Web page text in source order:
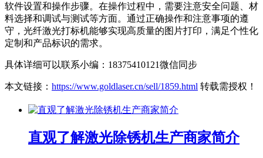
软件设置和操作步骤。在操作过程中，需要注意安全问题、材
料选择和调试与测试等方面。通过正确操作和注意事项的遵
守，光纤激光打标机能够实现高质量的图片打印，满足个性化
定制和产品标识的需求。
具体详细可以联系小编：18375410121微信同步
本文链接： https://www.goldlaser.cn/sell/1859.html 转载需授权！
直观了解激光除锈机生产商家简介